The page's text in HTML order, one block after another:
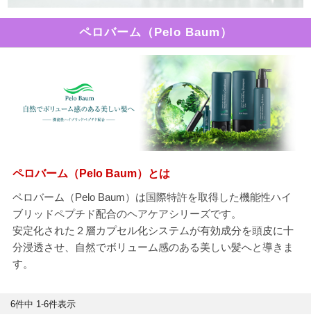
ペロバーム（Pelo Baum）
ペロバーム（Pelo Baum）とは
ペロバーム（Pelo Baum）は国際特許を取得した機能性ハイ
ブリッドペプチド配合のヘアケアシリーズです。
安定化された２層カプセル化システムが有効成分を頭皮に十
分浸透させ、自然でボリューム感のある美しい髪へと導きま
す。
6件中 1-6件表示